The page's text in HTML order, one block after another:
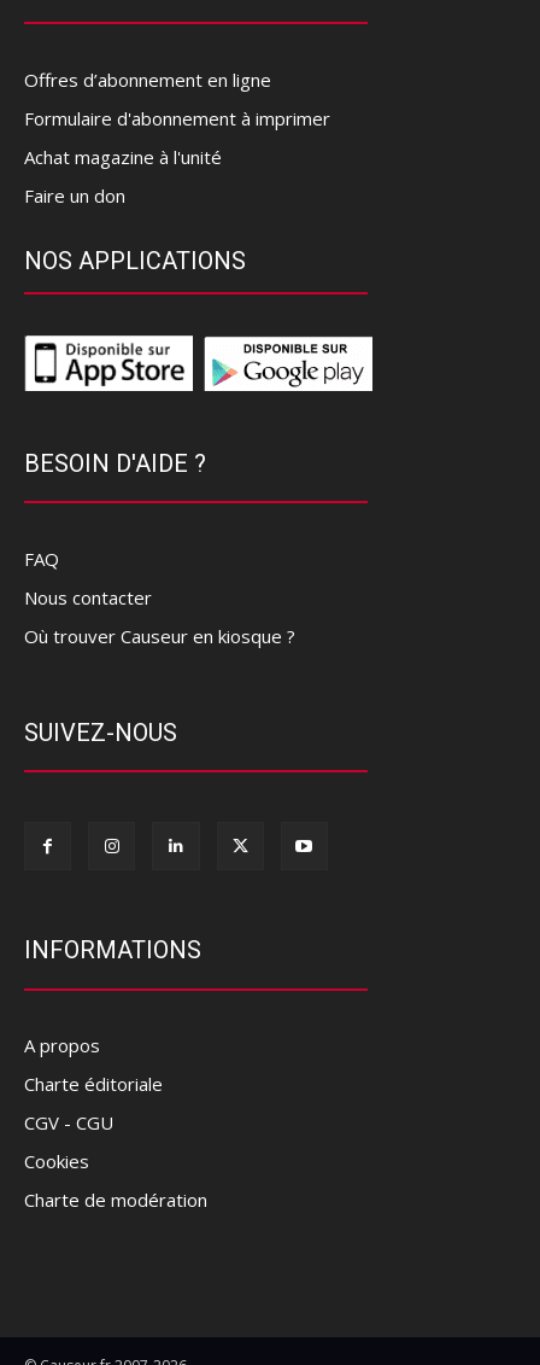
Offres d’abonnement en ligne
Formulaire d'abonnement à imprimer
Achat magazine à l'unité
Faire un don
NOS APPLICATIONS
BESOIN D'AIDE ?
FAQ
Nous contacter
Où trouver Causeur en kiosque ?
SUIVEZ-NOUS
INFORMATIONS
A propos
Charte éditoriale
CGV - CGU
Cookies
Charte de modération